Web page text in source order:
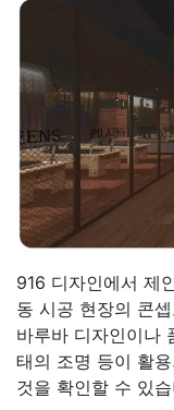
916 디자인에서 제
동 시공 현장의 콘
바루바 디자인이나
태의 조명 등이 활
것을 확인할 수 있